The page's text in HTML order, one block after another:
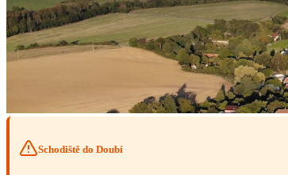
Schodiště do Doubí